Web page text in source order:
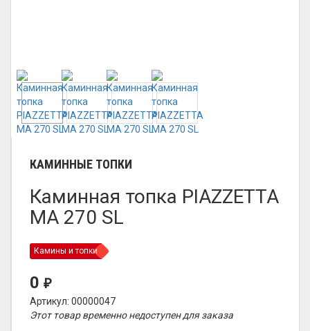
КАМИННЫЕ ТОПКИ
Каминная топка PIAZZETTA
MA 270 SL
Камины и топки
0 ₽
Артикул: 00000047
Этот товар временно недоступен для заказа